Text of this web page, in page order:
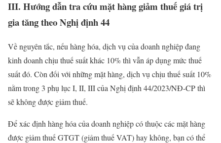
III. Hướng dẫn tra cứu mặt hàng giảm thuế giá trị
gia tăng theo Nghị định 44
Về nguyên tắc, nếu hàng hóa, dịch vụ của doanh nghiệp đang
kinh doanh chịu thuế suất khác 10% thì vẫn áp dụng mức thuế
suất đó. Còn đối với những mặt hàng, dịch vụ chịu thuế suất 10%
nằm trong 3 phụ lục I, II, III của Nghị định 44/2023/NĐ-CP thì
sẽ không được giảm thuế.
Để xác định hàng hóa của doanh nghiệp có thuộc các mặt hàng
được giảm thuế GTGT (giảm thuế VAT) hay không, bạn có thể